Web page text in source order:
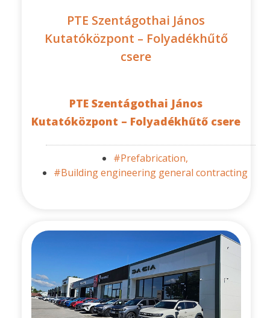
PTE Szentágothai János
Kutatóközpont – Folyadékhűtő
csere
PTE Szentágothai János
Kutatóközpont – Folyadékhűtő csere
#Prefabrication,
#Building engineering general contracting